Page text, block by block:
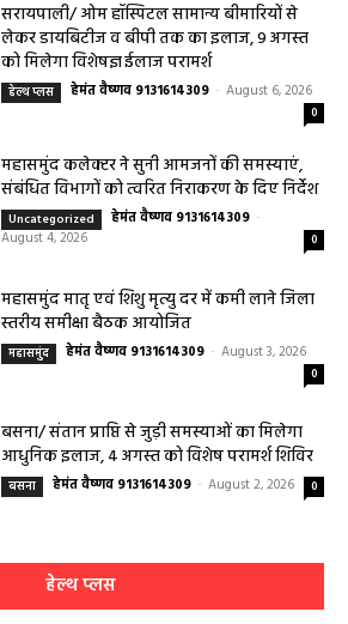
सरायपाली/ ओम हॉस्पिटल सामान्य बीमारियों से
लेकर डायबिटीज व बीपी तक का इलाज, 9 अगस्त
को मिलेगा विशेषज्ञ ईलाज परामर्श
हेल्थ प्लस हेमंत वैष्णव 9131614309 - August 6, 2026
0
महासमुंद कलेक्टर ने सुनी आमजनों की समस्याएं,
संबंधित विभागों को त्वरित निराकरण के दिए निर्देश
Uncategorized हेमंत वैष्णव 9131614309 -
August 4, 2026
0
महासमुंद मातृ एवं शिशु मृत्यु दर में कमी लाने जिला
स्तरीय समीक्षा बैठक आयोजित
महासमुंद हेमंत वैष्णव 9131614309 - August 3, 2026
0
बसना/ संतान प्राप्ति से जुड़ी समस्याओं का मिलेगा
आधुनिक इलाज, 4 अगस्त को विशेष परामर्श शिविर
बसना हेमंत वैष्णव 9131614309 - August 2, 2026 0
हेल्थ प्लस